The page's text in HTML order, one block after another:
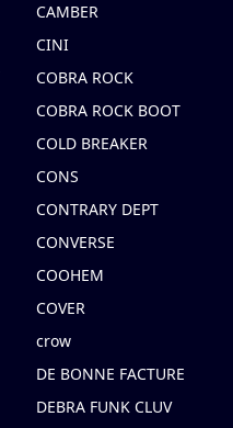
CAMBER
CINI
COBRA ROCK
COBRA ROCK BOOT
COLD BREAKER
CONS
CONTRARY DEPT
CONVERSE
COOHEM
COVER
crow
DE BONNE FACTURE
DEBRA FUNK CLUV